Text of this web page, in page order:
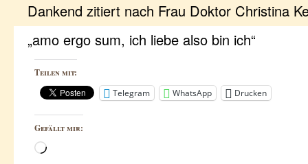
Dankend zitiert nach Frau Doktor Christina
„amo ergo sum, ich liebe also bin ich“
Teilen mit:
Telegram
WhatsApp Drucken
Gefällt mir:
Wird